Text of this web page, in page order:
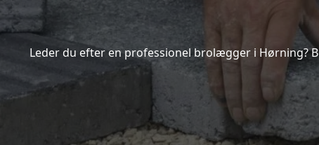
Leder du efter en professionel brolægger i Hørning?